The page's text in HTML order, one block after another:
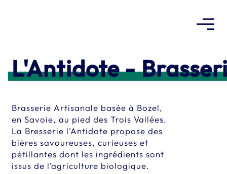
such file or directory in
/home/clients/c61ed59737d6b171fafbf724f2d44392/sites/
on line
L'Antidote -
Brasserie Artisanale basée à Bozel,
en Savoie, au pied des Trois Vallées.
La Bresserie l’Antidote propose des
bières savoureuses, curieuses et
pétillantes dont les ingrédients sont
issus de l’agriculture biologique.